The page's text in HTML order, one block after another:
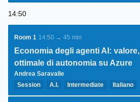
Development
Architecture
14:50
Room 1 14:50 → 45 min
Economia degli agenti AI:
ottimale di autonomia su Azure
Andrea Saravalle
Session
A.I. Intermediate Italiano